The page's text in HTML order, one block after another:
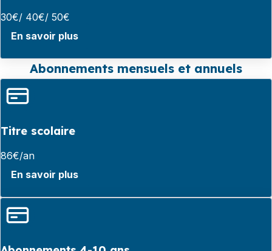
30€/ 40€/ 50€
En savoir plus
Abonnements mensuels et annuels
Titre scolaire
86€/an
En savoir plus